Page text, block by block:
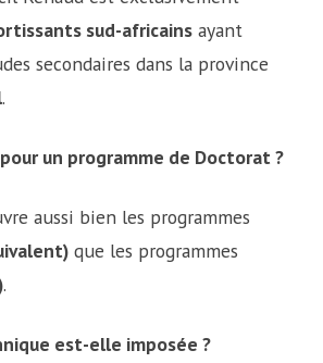
sud-africains ayant
secondaires dans la province
.
un programme de Doctorat ?
aussi bien les programmes
que les programmes
.
est-elle imposée ?